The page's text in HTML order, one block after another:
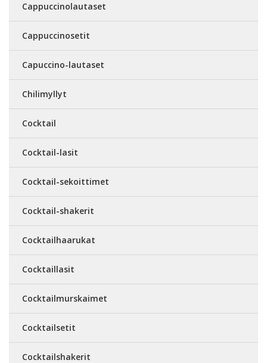
Cappuccinolautaset
Cappuccinosetit
Capuccino-lautaset
Chilimyllyt
Cocktail
Cocktail-lasit
Cocktail-sekoittimet
Cocktail-shakerit
Cocktailhaarukat
Cocktaillasit
Cocktailmurskaimet
Cocktailsetit
Cocktailshakerit